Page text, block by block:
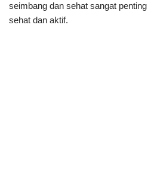
seimbang dan sehat sangat
sehat dan aktif.